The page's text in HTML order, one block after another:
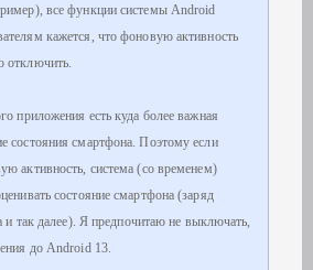
все функции системы Android
кажется, что фоновую активность
приложения есть куда более важная
состояния смартфона. Поэтому если
активность, система (со временем)
состояние смартфона (заряд
и так далее). Я предпочитаю не выключать,
до Android 13.